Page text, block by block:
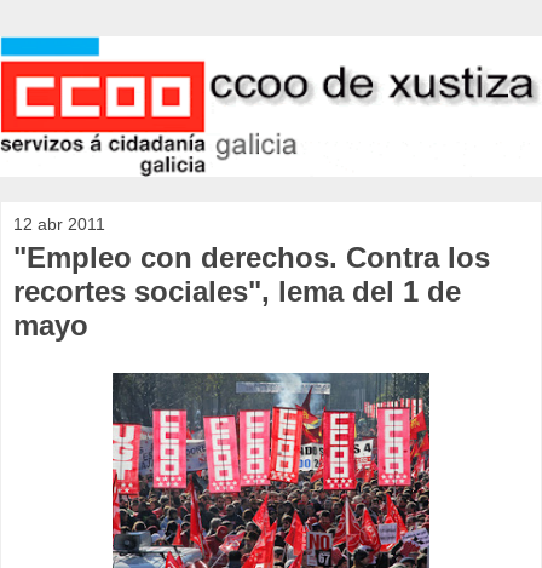
12 abr 2011
"Empleo con derechos. Contra los
recortes sociales", lema del 1 de
mayo